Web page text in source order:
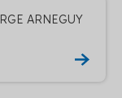
ARNEGUY